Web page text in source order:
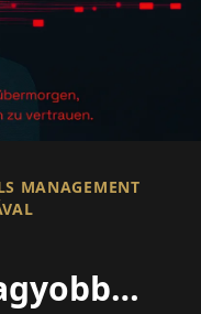
MANAGEMENT G